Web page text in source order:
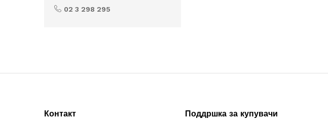
02 3 298 295
Контакт Поддршка за купувачи